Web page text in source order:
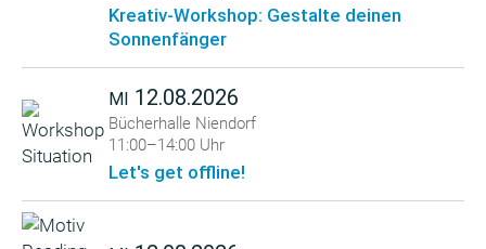
Kreativ-Workshop: Gestalte deinen
Sonnenfänger
MI 12.08.2026
Bücherhalle Niendorf
11:00–14:00 Uhr
Let's get offline!